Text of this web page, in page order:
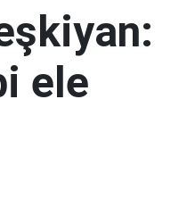
ele